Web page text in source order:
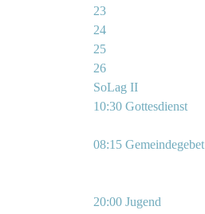
23
24
25
26
SoLag II
10:30 Gottesdienst
08:15 Gemeindegebet
20:00 Jugend